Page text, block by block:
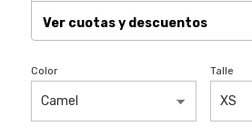
Ver cuotas y descuentos
Color Talle